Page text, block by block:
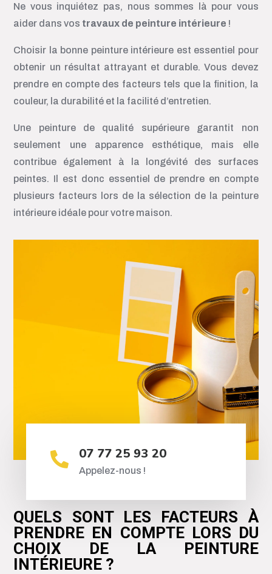
Ne vous inquiétez pas, nous sommes là pour vous
aider dans vos travaux de peinture intérieure !
Choisir la bonne peinture intérieure est essentiel pour
obtenir un résultat attrayant et durable. Vous devez
prendre en compte des facteurs tels que la finition, la
couleur, la durabilité et la facilité d’entretien.
Une peinture de qualité supérieure garantit non
seulement une apparence esthétique, mais elle
contribue également à la longévité des surfaces
peintes. Il est donc essentiel de prendre en compte
plusieurs facteurs lors de la sélection de la peinture
intérieure idéale pour votre maison.
 07 77 25 93 20
Appelez-nous !
QUELS SONT LES FACTEURS À
PRENDRE EN COMPTE LORS DU
CHOIX DE LA PEINTURE
INTÉRIEURE ?